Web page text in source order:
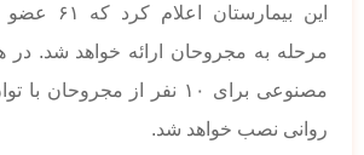
این
مرحله به مجروحان ارائه خواهد شد. در
مصنوعی برای ۱۰ نفر از
روانی نصب خواهد شد.